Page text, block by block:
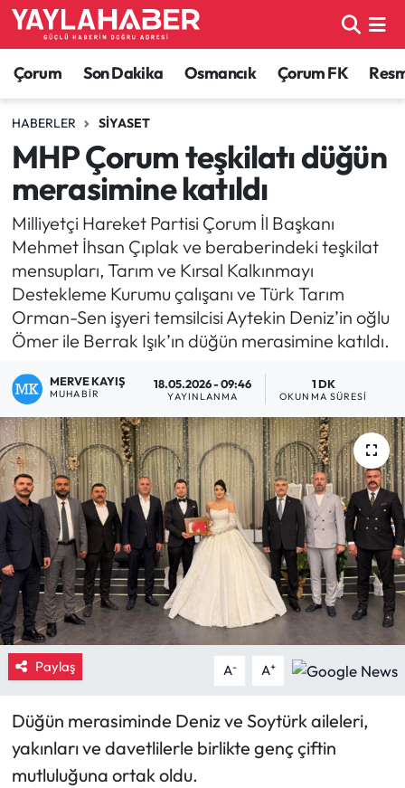
Çorum Son Dakika Osmancık Çorum FK
HABERLER SIYASET
MHP Çorum teşkilatı düğün
merasimine katıldı
Milliyetçi Hareket Partisi Çorum İl Başkanı
Mehmet İhsan Çıplak ve beraberindeki teşkilat
mensupları, Tarım ve Kırsal Kalkınmayı
Destekleme Kurumu çalışanı ve Türk Tarım
Orman-Sen işyeri temsilcisi Aytekin Deniz’in oğlu
Ömer ile Berrak Işık’ın düğün merasimine katıldı.
MERVE KAYIŞ
MUHABIR
18.05.2026 - 09:46
YAYINLANMA
1 DK
OKUNMA SÜRESI
Paylaş A- A+
Düğün merasiminde Deniz ve Soytürk aileleri,
yakınları ve davetlilerle birlikte genç çiftin
mutluluğuna ortak oldu.
Alaca Haberleri
Bayat Haberleri
Bilgi - Keşfet Haberleri
Bilim ve Teknoloji
Boğazkale Haberleri
Çorum Haberleri
Çorum Son Dakika Haberleri
Dodurga Haberleri
Eğitim
Ekonomi
Güncel
İskilip Haberleri
Kargı Haberleri
Kimdir?
Kültür Sanat
Laçin Haberleri
Çorum Nöbetçi Eczaneler
Çorum Hava Durumu
Çorum Namaz Vakitleri
Çorum Trafik Yoğunluk Haritası
TFF 1.Lig Puan Durumu ve Fikstür
Tüm Manşetler
Son Dakika Haberleri
Haber Arşivi